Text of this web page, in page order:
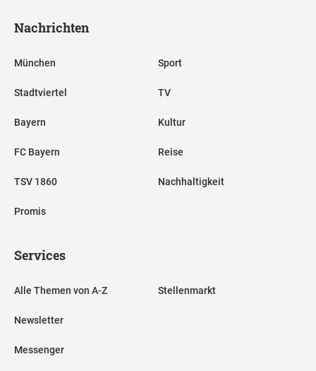
Nachrichten
München
Stadtviertel
Bayern
FC Bayern
TSV 1860
Promis
Sport
TV
Kultur
Reise
Nachhaltigkeit
Services
Alle Themen von A-Z
Newsletter
Messenger
Stellenmarkt